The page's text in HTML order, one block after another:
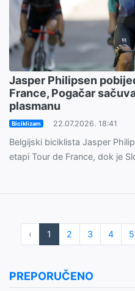
Jasper Philipsen
France, Pogačar
plasmanu
Biciklizam 22.07.2026. 18:41
Belgijski biciklista Jasper
etapi Tour de France, dok je
‹ 1 2 3 4 5
PREPORUČENO